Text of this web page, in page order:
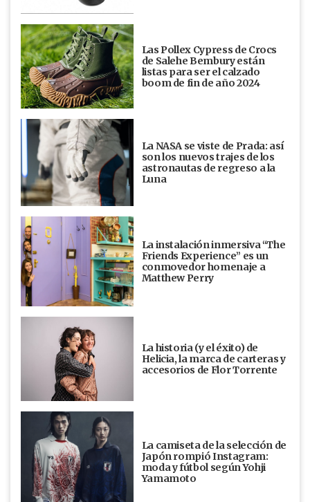
Las Pollex Cypress de Crocs
de Salehe Bembury están
listas para ser el calzado
boom de fin de año 2024
La NASA se viste de Prada: así
son los nuevos trajes de los
astronautas de regreso a la
Luna
La instalación inmersiva “The
Friends Experience” es un
conmovedor homenaje a
Matthew Perry
La historia (y el éxito) de
Helicia, la marca de carteras y
accesorios de Flor Torrente
La camiseta de la selección de
Japón rompió Instagram:
moda y fútbol según Yohji
Yamamoto